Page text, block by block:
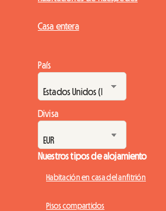
Casa entera
País
Divisa
Nuestros tipos de alojamiento
Habitación en casa del anfitrión
Pisos compartidos